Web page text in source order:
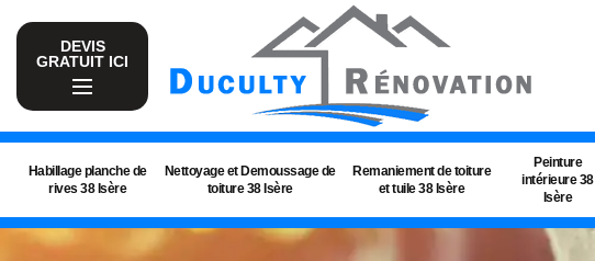
DEVIS
GRATUIT ICI
Habillage planche de
rives 38 Isère
Nettoyage et Demoussage de
toiture 38 Isère
Remaniement de toiture
et tuile 38 Isère
Peinture
intérieure 38
Isère